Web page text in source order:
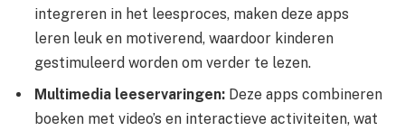
integreren in het leesproces, maken deze apps
leren leuk en motiverend, waardoor kinderen
gestimuleerd worden om verder te lezen.
Multimedia leeservaringen: Deze apps combineren
boeken met video’s en interactieve activiteiten, wat